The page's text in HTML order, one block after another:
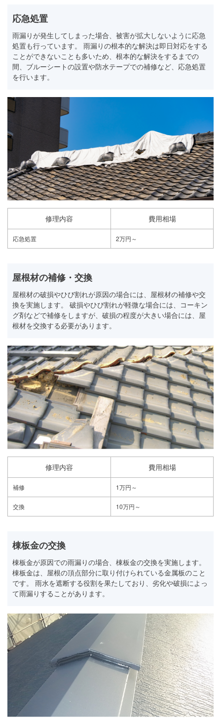
応急処置
雨漏りが発生してしまった場合、被害が拡大しないように応急
処置も行っています。 雨漏りの根本的な解決は即日対応をする
ことができないことも多いため、根本的な解決をするまでの
間、ブルーシートの設置や防水テープでの補修など、応急処置
を行います。
修理内容 費用相場
応急処置 2万円～
屋根材の補修・交換
屋根材の破損やひび割れが原因の場合には、屋根材の補修や交
換を実施します。 破損やひび割れが軽微な場合には、コーキン
グ剤などで補修をしますが、破損の程度が大きい場合には、屋
根材を交換する必要があります。
修理内容 費用相場
補修 1万円～
交換 10万円～
棟板金の交換
棟板金が原因での雨漏りの場合、棟板金の交換を実施します。
棟板金は、屋根の頂点部分に取り付けられている金属板のこと
です。 雨水を遮断する役割を果たしており、劣化や破損によっ
て雨漏りすることがあります。